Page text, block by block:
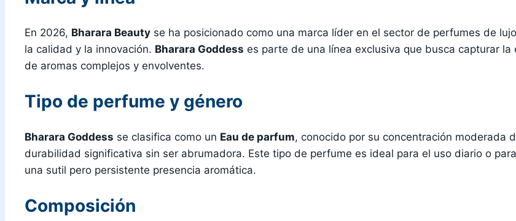
En 2026, Bharara Beauty se ha posicionado como una marca líder en el sector de perfumes de
la calidad y la innovación. Bharara Goddess es parte de una línea exclusiva que busca capturar
de aromas complejos y envolventes.
Tipo de perfume y género
Bharara Goddess se clasifica como un Eau de parfum, conocido por su concentración moderada
durabilidad significativa sin ser abrumadora. Este tipo de perfume es ideal para el uso diario o
una sutil pero persistente presencia aromática.
Composición